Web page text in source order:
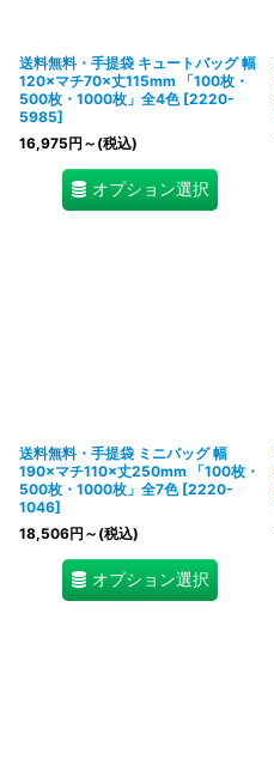
送料無料・手提袋 キュートバッグ 幅
120×マチ70×丈115mm 「100枚・
500枚・1000枚」全4色 [2220-
5985]
16,975円 ～ (税込)
オプション選択
送料無料・手提袋 ミニバッグ 幅
190×マチ110×丈250mm 「100枚・
500枚・1000枚」全7色 [2220-
1046]
18,506円 ～ (税込)
オプション選択